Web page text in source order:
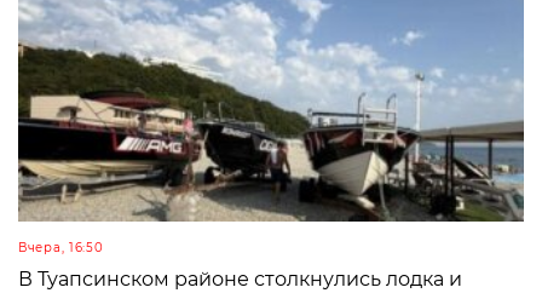
Вчера, 16:50
В Туапсинском районе столкнулись лодка и